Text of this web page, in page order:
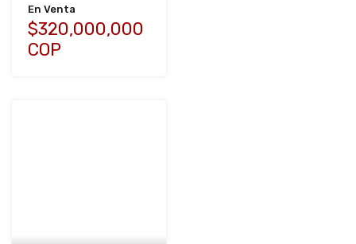
En Venta
$320,000,000
COP